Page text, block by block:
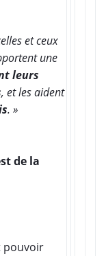
et ceux
une
leurs
, et les aident
. »
de la
pouvoir